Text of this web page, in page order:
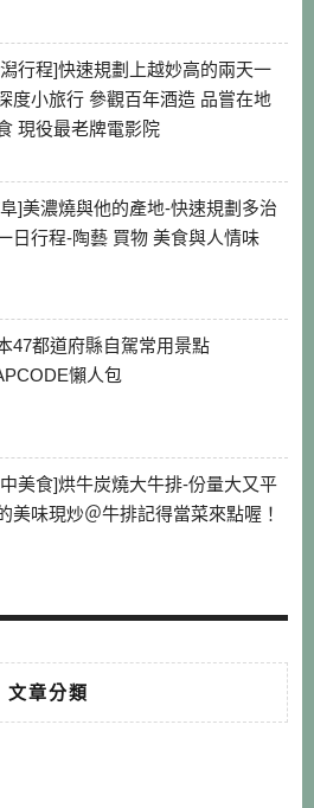
行程]快速規劃上越妙高的兩天一
度小旅行 參觀百年酒造 品嘗在地
現役最老牌電影院
]美濃燒與他的產地-快速規劃多治
日行程-陶藝 買物 美食與人情味
47都道府縣自駕常用景點
懶人包
美食]烘牛炭燒大牛排-份量大又平
美味現炒＠牛排記得當菜來點喔！
文章分類